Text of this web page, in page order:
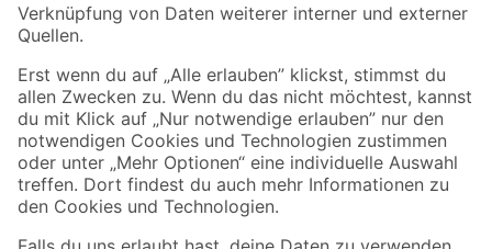
Sicher einkaufen
Jetzt die toom-App herunterladen